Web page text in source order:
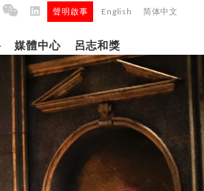
聲明啟事 English 简体中文
媒體中心 呂志和獎